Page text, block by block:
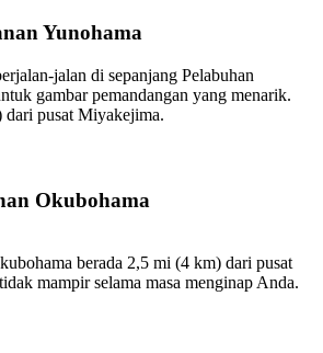
Yunohama
jalan di sepanjang Pelabuhan
gambar pemandangan yang menarik.
pusat Miyakejima.
Okubohama
berada 2,5 mi (4 km) dari pusat
mampir selama masa menginap Anda.